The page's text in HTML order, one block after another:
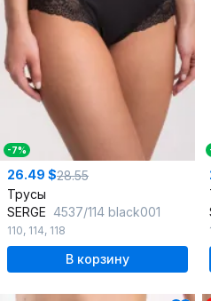
-7%
26.49 $28.55
Трусы
SERGE 4537/114 black001
110, 114, 118
В корзину